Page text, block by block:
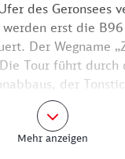
des Geronsees
erst die
Der Wegname
Tour führt durch
der
und der
nehmen die Stille
sie in den
Mehr anzeigen